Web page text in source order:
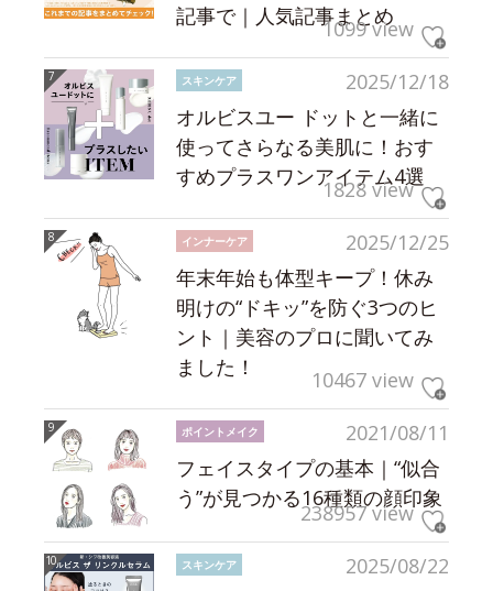
記事で｜人気記事まとめ
1099 view
2025/12/18
スキンケア
オルビスユー ドットと一緒に
使ってさらなる美肌に！おす
すめプラスワンアイテム4選
1828 view
2025/12/25
インナーケア
年末年始も体型キープ！休み
明けの“ドキッ”を防ぐ3つのヒ
ント｜美容のプロに聞いてみ
ました！
10467 view
2021/08/11
ポイントメイク
フェイスタイプの基本｜“似合
う”が見つかる16種類の顔印象
238957 view
2025/08/22
スキンケア